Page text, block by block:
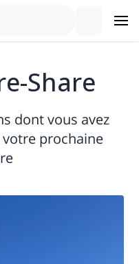
Share
dont vous avez
prochaine